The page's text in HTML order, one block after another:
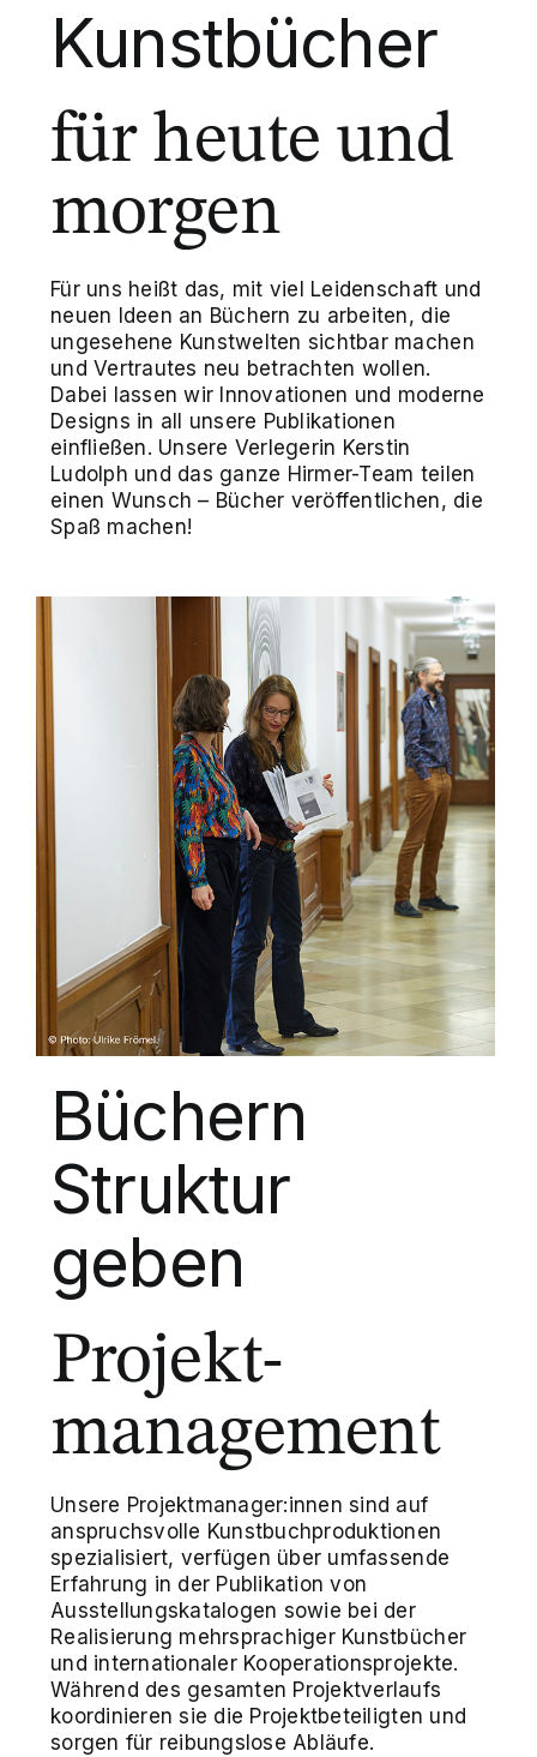
Kunstbücher
für heute und
morgen
Für uns heißt das, mit viel Leidenschaft und
neuen Ideen an Büchern zu arbeiten, die
ungesehene Kunstwelten sichtbar machen
und Vertrautes neu betrachten wollen.
Dabei lassen wir Innovationen und moderne
Designs in all unsere Publikationen
einfließen. Unsere Verlegerin Kerstin
Ludolph und das ganze Hirmer-Team teilen
einen Wunsch – Bücher veröffentlichen, die
Spaß machen!
Büchern
Struktur
geben
Projekt-
management
Unsere Projektmanager:innen sind auf
anspruchsvolle Kunstbuchproduktionen
spezialisiert, verfügen über umfassende
Erfahrung in der Publikation von
Ausstellungskatalogen sowie bei der
Realisierung mehrsprachiger Kunstbücher
und internationaler Kooperationsprojekte.
Während des gesamten Projektverlaufs
koordinieren sie die Projektbeteiligten und
sorgen für reibungslose Abläufe.